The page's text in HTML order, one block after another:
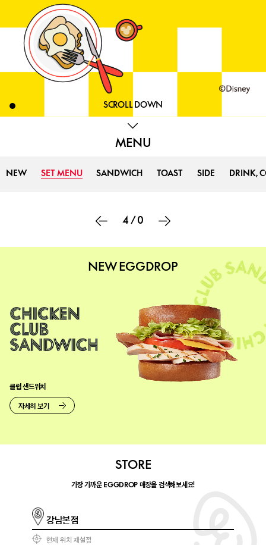
SCROLL DOWN
MENU
NEW SET MENU SANDWICH TOAST SIDE DRINK,
4 /0
NEW EGGDROP
클럽 샌드위치
자세히 보기
STORE
가장 가까운 EGGDROP 매장을 검색해보세요!
강남본점
현재 위치 재설정